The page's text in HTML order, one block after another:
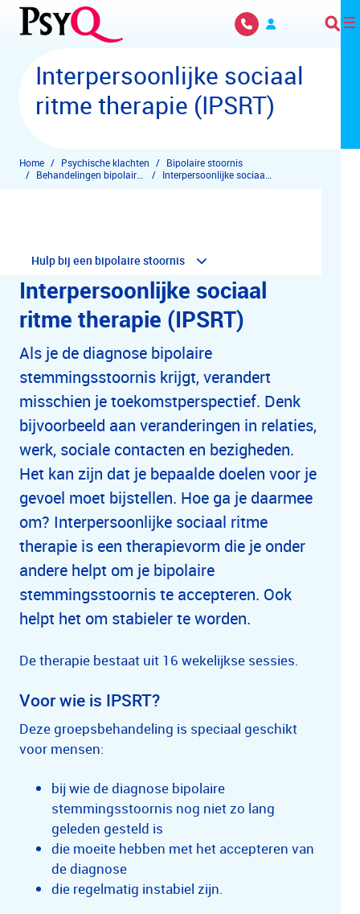
Overslaan en naar hoofdinhoud gaan
Interpersoonlijke sociaal
ritme therapie (IPSRT)
Home Psychische klachten
Bipolaire stoornis
Hulp bij een bipolaire stoornis
Interpersoonlijke sociaal
ritme therapie (IPSRT)
Als je de diagnose bipolaire
stemmingsstoornis krijgt, verandert
misschien je toekomstperspectief. Denk
bijvoorbeeld aan veranderingen in relaties,
werk, sociale contacten en bezigheden.
Het kan zijn dat je bepaalde doelen voor je
gevoel moet bijstellen. Hoe ga je daarmee
om? Interpersoonlijke sociaal ritme
therapie is een therapievorm die je onder
andere helpt om je bipolaire
stemmingsstoornis te accepteren. Ook
helpt het om stabieler te worden.
De therapie bestaat uit 16 wekelijkse sessies.
Voor wie is IPSRT?
Deze groepsbehandeling is speciaal geschikt
voor mensen:
bij wie de diagnose bipolaire
stemmingsstoornis nog niet zo lang
geleden gesteld is
die moeite hebben met het accepteren van
de diagnose
die regelmatig instabiel zijn.